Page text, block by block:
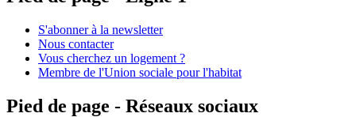
S'abonner à la newsletter
Nous contacter
Vous cherchez un logement ?
Membre de l'Union sociale pour l'habitat
Pied de page - Réseaux sociaux